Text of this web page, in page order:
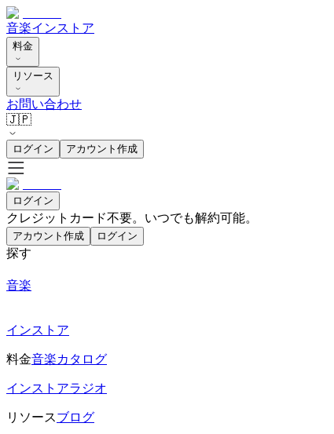
音楽インストア
料金
リソース
お問い合わせ
🇯🇵
ログイン アカウント作成
ログイン
クレジットカード不要。いつでも解約可能。
アカウント作成 ログイン
探す
音楽
インストア
料金音楽カタログ
インストアラジオ
リソースブログ